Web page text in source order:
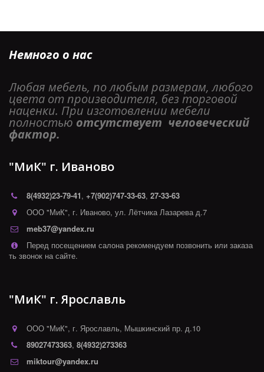
Немного о нас
Любая мебель, по любым размерам, любого
цвета от производителя, без торговой
наценки. При изготовлении мебели
полностью отсутствует  человеческий
фактор.
"МиК" г. Иваново
8(4932)23-79-41, +7(902)747-33-63, 27-33-63
ООО "МиК", г. Иваново, ул. Лётчика Лазарева д.7
meb37@yandex.ru
Перед посещением салона рекомендуем позвонить или заказа
ть звонок на сайте.
"МиК" г. Ярославль
ООО "МиК", г. Ярославль, Мышкинский пр. д.10
89027473363, 8(4932)273363
miktour@yandex.ru